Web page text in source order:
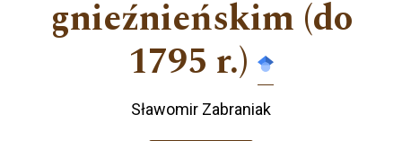
gnieźnieńskim (do
1795 r.)
Sławomir Zabraniak